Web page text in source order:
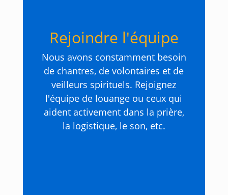
Rejoindre l'équipe
Nous avons constamment besoin
de chantres, de volontaires et de
veilleurs spirituels. Rejoignez
l'équipe de louange ou ceux qui
aident activement dans la prière,
la logistique, le son, etc.